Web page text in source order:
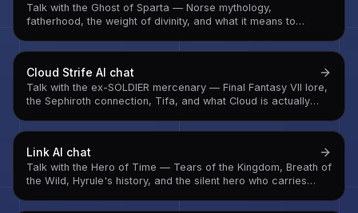
Talk with the Ghost of Sparta — Norse mythology,
fatherhood, the weight of divinity, and what it means to
Cloud Strife AI chat
Talk with the ex-SOLDIER mercenary — Final Fantasy VII lore,
the Sephiroth connection, Tifa, and what Cloud is actually
Link AI chat
Talk with the Hero of Time — Tears of the Kingdom, Breath of
the Wild, Hyrule's history, and the silent hero who carries